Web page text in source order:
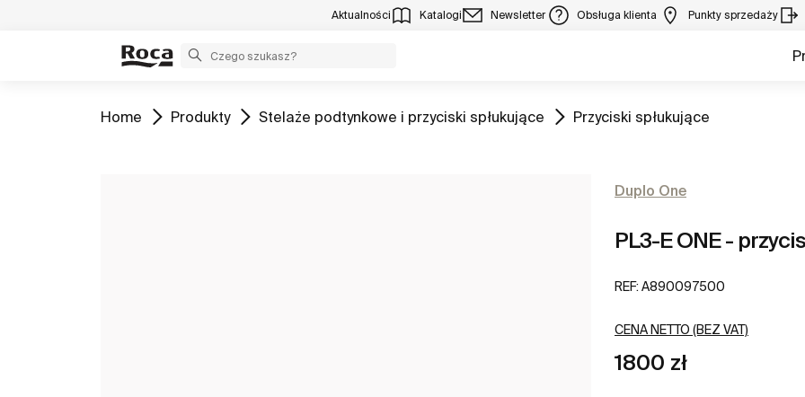
Aktualności Katalogi Newsletter Obsługa klienta Punkty sprzedaży
Zobacz
Home Zobacz
Produkty Zobacz
Stelaże podtynkowe i przyciski spłukujące Zobacz
Przyciski spłukujące
Duplo One
PL3-E ONE -
REF: A890097500
CENA NETTO (BEZ VAT)
1800 zł